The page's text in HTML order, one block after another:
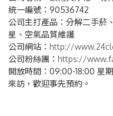
統一編號：90536742
公司主打產品：分解二手菸
星、空氣品質維護
公司網站： http://
公司粉絲團： https://
開放時間：09:00-18:00 星
來訪，歡迎事先預約。